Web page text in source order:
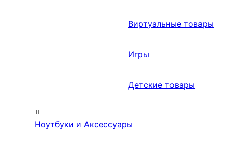
Виртуальные товары
Игры
Детские товары
Ноутбуки и Аксессуары